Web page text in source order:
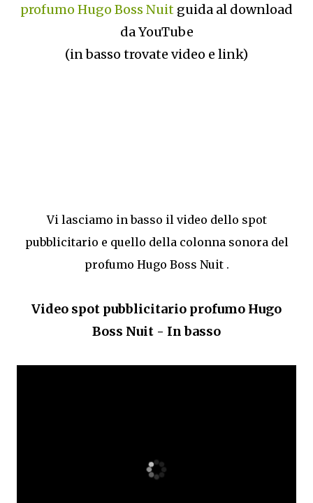
profumo Hugo Boss Nuit guida al download
da YouTube
(in basso trovate video e link)
Vi lasciamo in basso il video dello spot
pubblicitario e quello della colonna sonora del
profumo Hugo Boss Nuit .
Video spot pubblicitario profumo Hugo
Boss Nuit - In basso